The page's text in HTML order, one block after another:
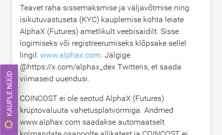
Teavet raha sissemaksmise ja väljavõtmise ning
isikutuvastuseta (KYC) kauplemise kohta leiate
AlphaX (Futures) ametlikult veebisaidilt. Sisse
logimiseks või registreerumiseks klõpsake sellel
lingil: www.alphax.com. Jälgige
@https://x.com/alphax_dex Twitteris, et saada
viimaseid uuendusi.
COINCOST ei ole seotud AlphaX (Futures)
krüptovaluuta vahetusplatvormiga. Andmed
www.alphax.com saadakse automaatselt
KAUPLE NÜÜD